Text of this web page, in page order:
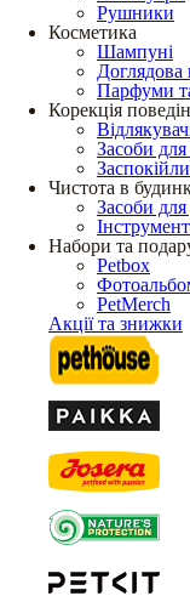
Рушники
Косметика
Шампуні
Доглядова
Парфуми
Корекція
Засоби
Чистота в
Засоби
Набори та
Petbox
PetMerch
Акції та знижки